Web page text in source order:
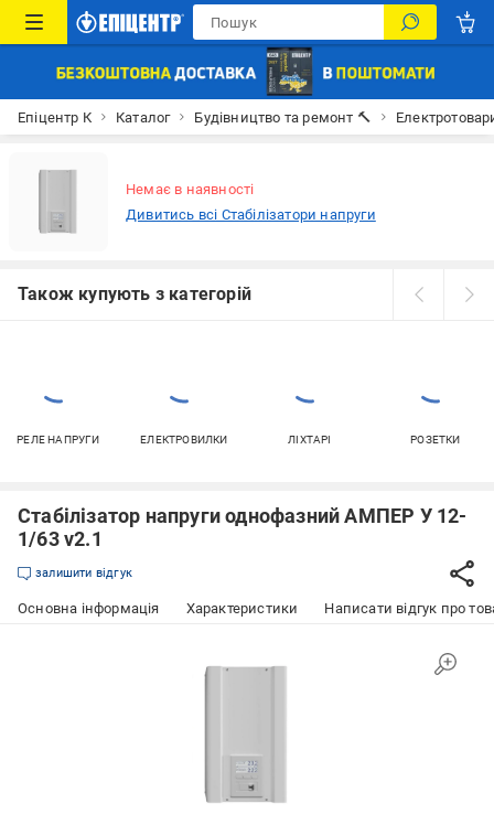
Епіцентр К Каталог Будівництво та ремонт 🔨
Немає в наявності
Дивитись всі Стабілізатори напруги
Також купують з категорій
РЕЛЕ НАПРУГИ ЕЛЕКТРОВИЛКИ ЛІХТАРІ РОЗЕТКИ
Стабілізатор напруги однофазний АМПЕР У 12-
1/63 v2.1
залишити відгук
Основна інформація Характеристики Написати відгук про